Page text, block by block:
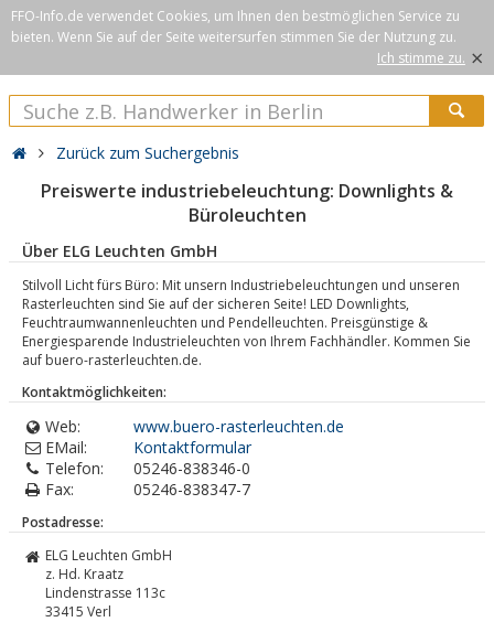
FFO-Info.de verwendet Cookies, um Ihnen den bestmöglichen Service zu
bieten. Wenn Sie auf der Seite weitersurfen stimmen Sie der Nutzung zu.
Ich stimme zu. ×
Zurück zum Suchergebnis
Preiswerte industriebeleuchtung: Downlights &
Büroleuchten
Über ELG Leuchten GmbH
Stilvoll Licht fürs Büro: Mit unsern Industriebeleuchtungen und unseren
Rasterleuchten sind Sie auf der sicheren Seite! LED Downlights,
Feuchtraumwannenleuchten und Pendelleuchten. Preisgünstige &
Energiesparende Industrieleuchten von Ihrem Fachhändler. Kommen Sie
auf buero-rasterleuchten.de.
Kontaktmöglichkeiten:
Web:
www.buero-rasterleuchten.de
EMail:
Kontaktformular
Telefon:
05246-838346-0
Fax:
05246-838347-7
Postadresse:
ELG Leuchten GmbH
z. Hd. Kraatz
Lindenstrasse 113c
33415 Verl